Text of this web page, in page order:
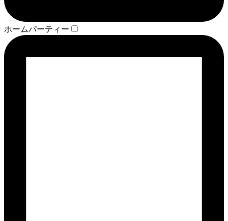
ホームパーティー